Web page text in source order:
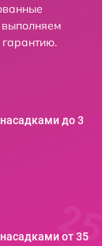
выполняем
до 3
от 35